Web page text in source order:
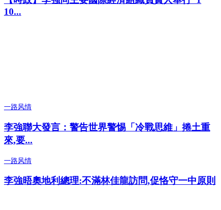
10...
一路风情
李強聯大發言：警告世界警惕「冷戰思維」捲土重
來,要...
一路风情
李強晤奧地利總理:不滿林佳龍訪問,促恪守一中原則